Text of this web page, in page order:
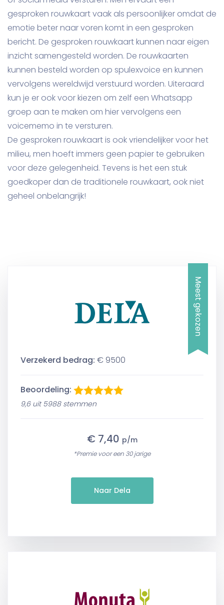
gesproken rouwkaart vaak als persoonlijker omdat de
emotie beter naar voren komt in een gesproken
bericht. De gesproken rouwkaart kunnen naar eigen
inzicht samengesteld worden. De rouwkaarten
kunnen besteld worden op spulexvoice en kunnen
vervolgens wereldwijd verstuurd worden. Uiteraard
kun je er ook voor kiezen om zelf een Whatsapp
groep aan te maken om hier vervolgens een
voicememo in te versturen.
De gesproken rouwkaart is ook vriendelijker voor het
milieu, men hoeft immers geen papier te gebruiken
voor deze gelegenheid. Tevens is het een stuk
goedkoper dan de traditionele rouwkaart, ook niet
geheel onbelangrijk!
Meest gekozen
Verzekerd bedrag: € 9500
Beoordeling:
9,6 uit 5988 stemmen
€ 7,40 p/m
*Premie voor een 30 jarige
Naar Dela